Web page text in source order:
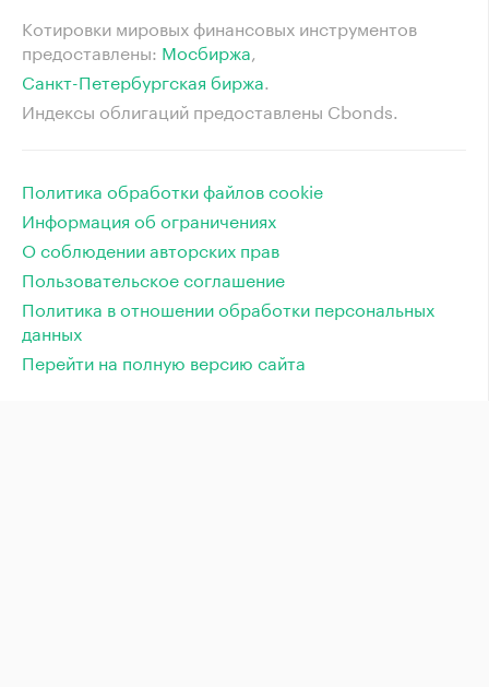
Котировки мировых финансовых инструментов
предоставлены: Мосбиржа⁠,
Санкт-Петербургская биржа⁠.
Индексы облигаций предоставлены Cbonds.
Политика обработки файлов cookie
Информация об ограничениях
О соблюдении авторских прав
Пользовательское соглашение
Политика в отношении обработки персональных
данных
Перейти на полную версию сайта